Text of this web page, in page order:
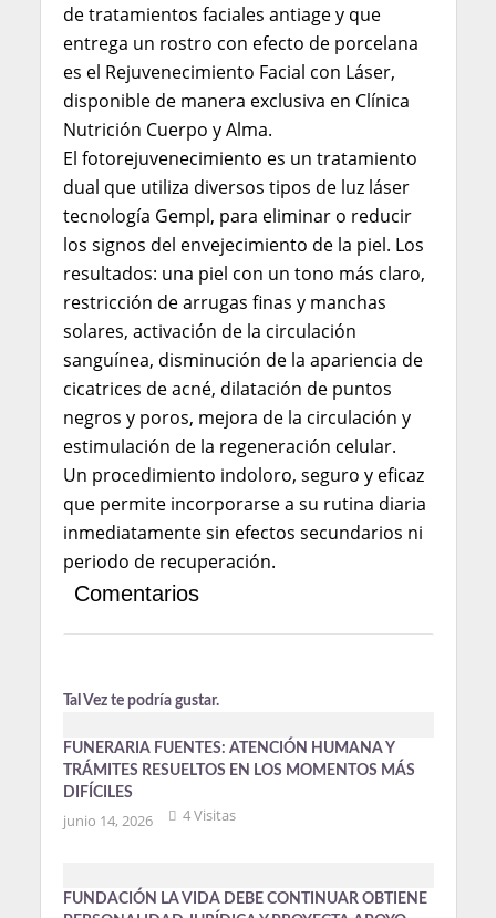
de tratamientos faciales antiage y que
entrega un rostro con efecto de porcelana
es el Rejuvenecimiento Facial con Láser,
disponible de manera exclusiva en Clínica
Nutrición Cuerpo y Alma.
El fotorejuvenecimiento es un tratamiento
dual que utiliza diversos tipos de luz láser
tecnología Gempl, para eliminar o reducir
los signos del envejecimiento de la piel. Los
resultados: una piel con un tono más claro,
restricción de arrugas finas y manchas
solares, activación de la circulación
sanguínea, disminución de la apariencia de
cicatrices de acné, dilatación de puntos
negros y poros, mejora de la circulación y
estimulación de la regeneración celular.
Un procedimiento indoloro, seguro y eficaz
que permite incorporarse a su rutina diaria
inmediatamente sin efectos secundarios ni
periodo de recuperación.
Comentarios
Tal Vez te podría gustar.
FUNERARIA FUENTES: ATENCIÓN HUMANA Y
TRÁMITES RESUELTOS EN LOS MOMENTOS MÁS
DIFÍCILES
junio 14, 2026 4 Visitas
FUNDACIÓN LA VIDA DEBE CONTINUAR OBTIENE